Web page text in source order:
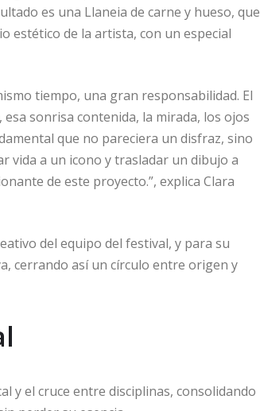
es una Llaneia de carne y hueso, que
estético de la artista, con un especial
tiempo, una gran responsabilidad. El
sonrisa contenida, la mirada, los ojos
que no pareciera un disfraz, sino
vida a un icono y trasladar un dibujo a
de este proyecto.”, explica Clara
del equipo del festival, y para su
cerrando así un círculo entre origen y
y el cruce entre disciplinas, consolidando